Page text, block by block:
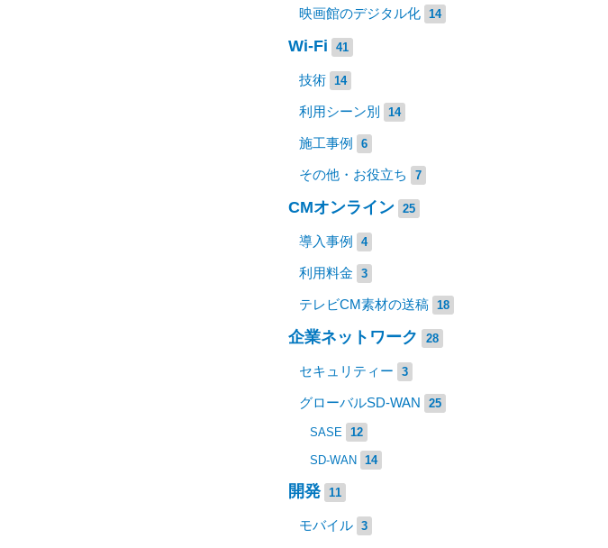
映画館のデジタル化 14
Wi-Fi 41
技術 14
利用シーン別 14
施工事例 6
その他・お役立ち 7
CMオンライン 25
導入事例 4
利用料金 3
テレビCM素材の送稿 18
企業ネットワーク 28
セキュリティー 3
グローバルSD-WAN 25
SASE 12
SD-WAN 14
開発 11
モバイル 3